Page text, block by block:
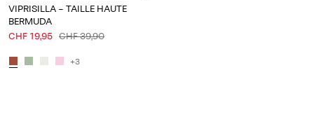
VIPRISILLA - TAILLE HAUTE
BERMUDA
CHF 19,95 CHF 39,90
+3